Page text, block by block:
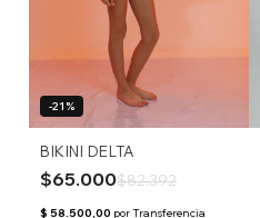
-21%
BIKINI DELTA
$65.000$82.392